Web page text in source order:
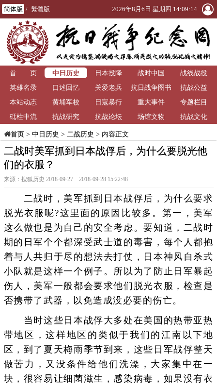
简体版 / 繁體版 2026年8月6日 星期四 14:09:14
首 页 中日历史 日本投降 战时中国
战线战役
英雄名录
口述回忆 关爱老兵
抗日战争图书
馆
抗战公益
本站动态
黄埔军校 日寇暴行 重大事件
专题栏目
砥柱中流
抗战研究 抗战论坛 场馆文物 抗战文化
首页> 中日历史 > 二战历史 > 内容正文
二战时美军抓到日本战俘后，为什么要脱光他
们的衣服？
来源：搜狐历史 2018-09-27 2018-09-28 15:22:48
二战时，美军抓到日本战俘后，为什么要求
脱光衣服呢?这里面的原因比较多。第一，美军
这么做也是为自己的安全考虑。要知道，二战时
期的日军个个都深受武士道的毒害，每个人都抱
着与人共归于尽的想法去打仗，日本神风自杀式
小队就是这样一个例子。所以为了防止日军暴起
伤人，美军一般都会要求他们脱光衣服，检查是
否携带了武器，以免造成没必要的伤亡。
当时这些日本战俘大多处在美国的热带亚热
带地区，这样地区的类似于我们的江南以下地
区，到了夏天梅雨季节到来，这些日军战俘整天
做苦力，又没条件给他们洗澡，大家集中在一
块，很容易让细菌滋生，感染病毒，如果没有衣